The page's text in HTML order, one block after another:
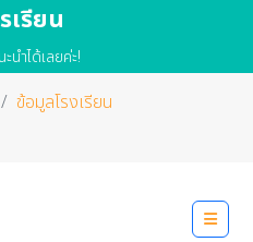
เรียน
นำได้เลยค่ะ!
ข้อมูลโรงเรียน